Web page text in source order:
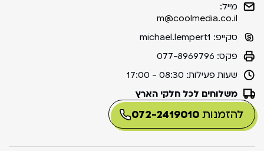
מייל:
m@coolmedia.co.il
סקייפ: michael.lempert1
פקס: 077-8969796
שעות פעילות: 08:30 - 17:00
משלוחים לכל חלקי הארץ
להזמנות072-2419010